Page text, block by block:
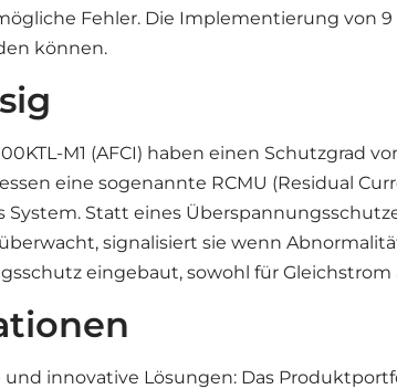
Fehler. Die Implementierung von
können.
M1 (AFCI) haben einen Schutzgrad
eine sogenannte RCMU (Residual
Statt eines
signalisiert sie wenn
eingebaut, sowohl für Gleichstrom
und innovative Lösungen: Das